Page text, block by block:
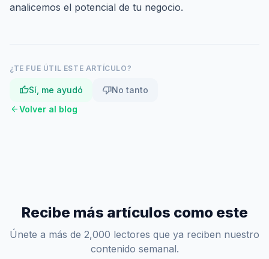
analicemos el potencial de tu negocio.
¿TE FUE ÚTIL ESTE ARTÍCULO?
thumb_upSí, me ayudó thumb_downNo tanto
arrow_backVolver al blog
Recibe más artículos como este
Únete a más de 2,000 lectores que ya reciben nuestro
contenido semanal.